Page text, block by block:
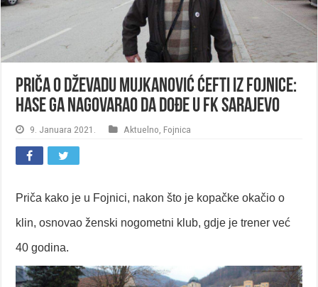
Priča o Dževadu Mujkanović Ćefti iz Fojnice:
Hase ga nagovarao da dođe u FK Sarajevo
9. Januara 2021. Aktuelno Fojnica
Priča kako je u Fojnici, nakon što je kopačke okačio o
klin, osnovao ženski nogometni klub, gdje je trener već
40 godina.